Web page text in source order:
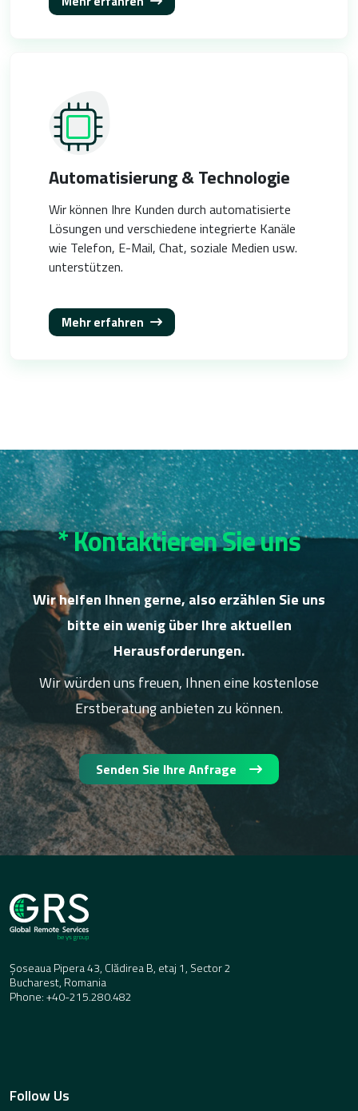
Automatisierung & Technologie
Wir können Ihre Kunden durch automatisierte
Lösungen und verschiedene integrierte Kanäle
wie Telefon, E-Mail, Chat, soziale Medien usw.
unterstützen.
Mehr erfahren
* Kontaktieren Sie uns
Wir helfen Ihnen gerne, also erzählen Sie uns
bitte ein wenig über Ihre aktuellen
Herausforderungen.
Wir würden uns freuen, Ihnen eine kostenlose
Erstberatung anbieten zu können.
Senden Sie Ihre Anfrage
Șoseaua Pipera 43, Clădirea B, etaj 1, Sector 2
Bucharest, Romania
Phone: +40-215.280.482
Follow Us